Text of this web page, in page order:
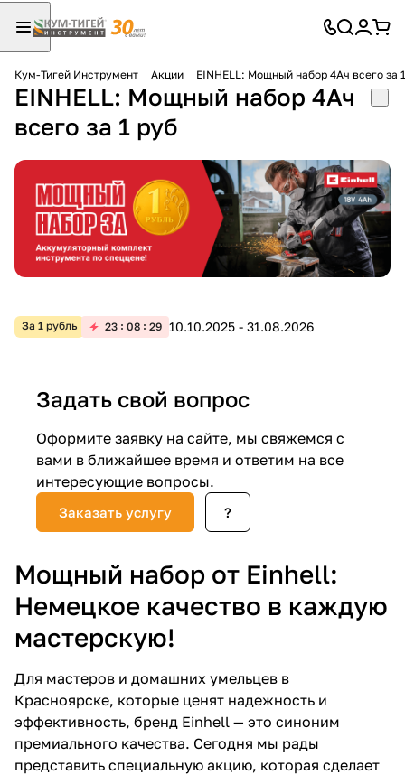
Кум-Тигей Инструмент Акции EINHELL: Мощный набор 4Ач всего за
EINHELL: Мощный набор 4Ач
всего за 1 руб
За 1 рубль 23 08 29 10.10.2025 - 31.08.2026
Задать свой вопрос
Оформите заявку на сайте, мы свяжемся с
вами в ближайшее время и ответим на все
интересующие вопросы.
Заказать услугу ?
Мощный набор от Einhell:
Немецкое качество в каждую
мастерскую!
Для мастеров и домашних умельцев в
Красноярске, которые ценят надежность и
эффективность, бренд Einhell — это синоним
премиального качества. Сегодня мы рады
представить специальную акцию, которая сделает
Для клиентов всех банков
Разбейте
оплату на части
без переплат
График платежей
Сегодня
Добавляйте товары
в корзину
Оплачивайте сегодня только
25% картой любого банка
выбранный способом
Оставшиеся75% будут
списыватьсяс вашей карты
по25%каждые 2 недели